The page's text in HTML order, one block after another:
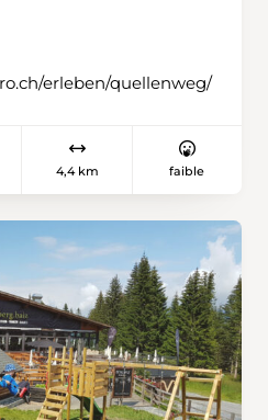
erleben/quellenweg/
4,4 km faible